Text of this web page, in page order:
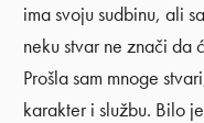
ima svoju sudbinu, ali
neku stvar ne znači da
Prošla sam mnoge
karakter i službu. Bilo